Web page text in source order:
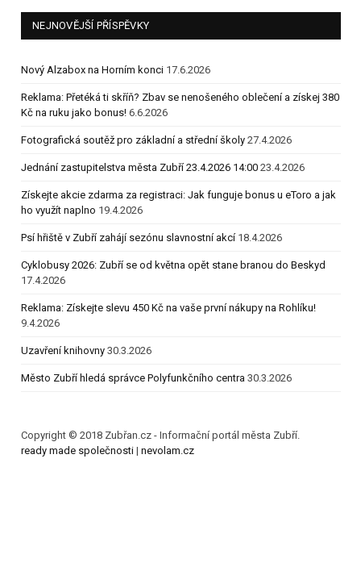
NEJNOVĚJŠÍ PŘÍSPĚVKY
Nový Alzabox na Horním konci 17.6.2026
Reklama: Přetéká ti skříň? Zbav se nenošeného oblečení a získej 380
Kč na ruku jako bonus! 6.6.2026
Fotografická soutěž pro základní a střední školy 27.4.2026
Jednání zastupitelstva města Zubří 23.4.2026 14:00 23.4.2026
Získejte akcie zdarma za registraci: Jak funguje bonus u eToro a jak
ho využít naplno 19.4.2026
Psí hřiště v Zubří zahájí sezónu slavnostní akcí 18.4.2026
Cyklobusy 2026: Zubří se od května opět stane branou do Beskyd
17.4.2026
Reklama: Získejte slevu 450 Kč na vaše první nákupy na Rohlíku!
9.4.2026
Uzavření knihovny 30.3.2026
Město Zubří hledá správce Polyfunkčního centra 30.3.2026
Copyright © 2018 Zubřan.cz - Informační portál města Zubří.
ready made společnosti | nevolam.cz